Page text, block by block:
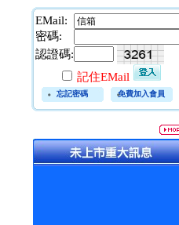
EMail:
密碼:
認證碼:
記住EMail
忘記密碼 免費加入會員